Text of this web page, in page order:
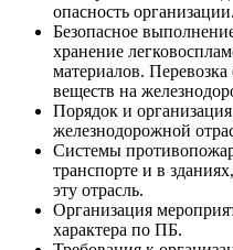
опасность организации.
Безопасное
хранение
материалов.
веществ на
Порядок и
железнодорожной
Системы
транспорте и в
эту отрасль.
Организация
характера по ПБ.